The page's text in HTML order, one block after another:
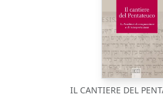
IL CANTIERE DEL